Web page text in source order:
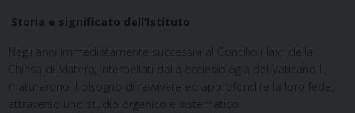
Storia e significato dell’Istituto
Negli anni immediatamente successivi al Concilio i laici della
Chiesa di Matera, interpellati dalla ecclesiologia del Vaticano II,
maturarono il bisogno di ravvivare ed approfondire la loro fede,
attraverso uno studio organico e sistematico.